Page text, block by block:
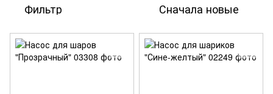
Фильтр Сначала новые